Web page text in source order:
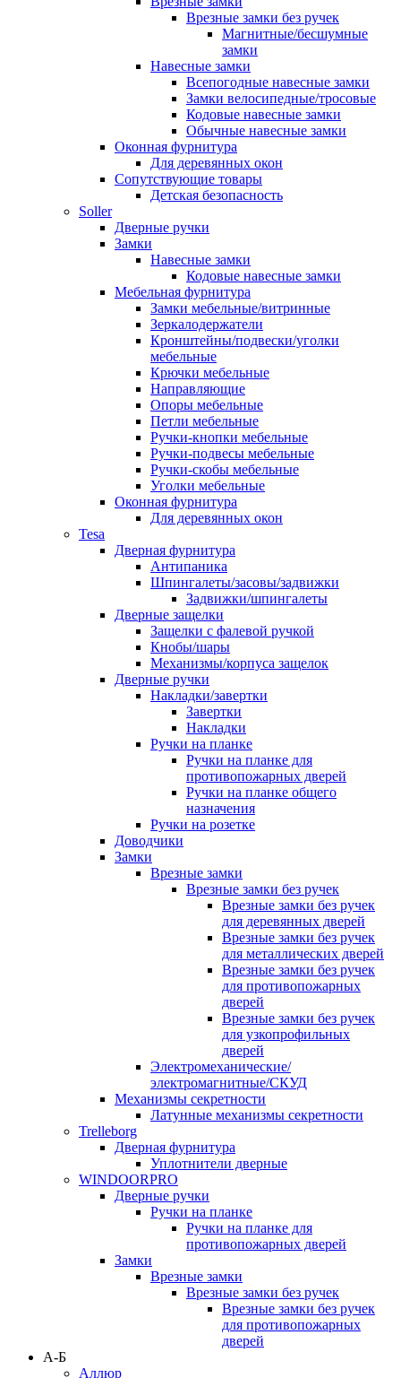
Врезные замки без ручек
Магнитные/бесшумные
замки
Навесные замки
Всепогодные навесные замки
Замки велосипедные/тросовые
Кодовые навесные замки
Обычные навесные замки
Оконная фурнитура
Для деревянных окон
Сопутствующие товары
Детская безопасность
Soller
Дверные ручки
Замки
Навесные замки
Кодовые навесные замки
Мебельная фурнитура
Замки мебельные/витринные
Зеркалодержатели
Кронштейны/подвески/уголки
мебельные
Крючки мебельные
Направляющие
Опоры мебельные
Петли мебельные
Ручки-кнопки мебельные
Ручки-подвесы мебельные
Ручки-скобы мебельные
Уголки мебельные
Оконная фурнитура
Для деревянных окон
Tesa
Дверная фурнитура
Антипаника
Шпингалеты/засовы/задвижки
Задвижки/шпингалеты
Дверные защелки
Защелки с фалевой ручкой
Кнобы/шары
Механизмы/корпуса защелок
Дверные ручки
Накладки/завертки
Завертки
Накладки
Ручки на планке
Ручки на планке для
противопожарных дверей
Ручки на планке общего
назначения
Ручки на розетке
Доводчики
Замки
Врезные замки
Врезные замки без ручек
Врезные замки без ручек
для деревянных дверей
Врезные замки без ручек
для металлических дверей
Врезные замки без ручек
для противопожарных
дверей
Врезные замки без ручек
для узкопрофильных
дверей
Электромеханические/
электромагнитные/СКУД
Механизмы секретности
Латунные механизмы секретности
Trelleborg
Дверная фурнитура
Уплотнители дверные
WINDOORPRO
Дверные ручки
Ручки на планке
Ручки на планке для
противопожарных дверей
Замки
Врезные замки
Врезные замки без ручек
Врезные замки без ручек
для противопожарных
дверей
А-Б
Аллюр